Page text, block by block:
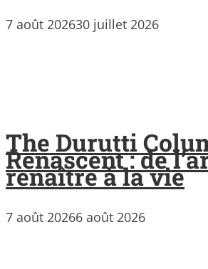
7 août 202630 juillet 2026
The Durutti
Renascent : de
renaître à la vie
7 août 20266 août 2026